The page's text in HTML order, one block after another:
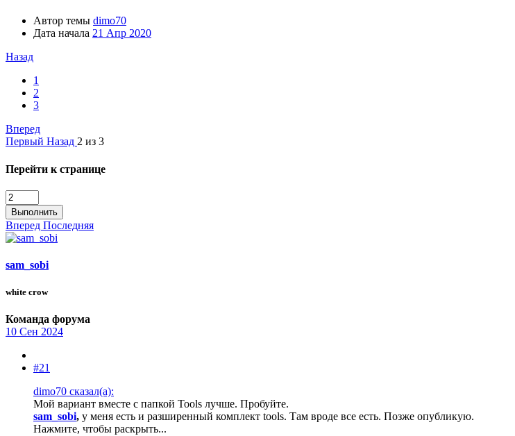
Автор темы dimo70
Дата начала 21 Апр 2020
Назад
1
2
3
Вперед
Первый Назад 2 из 3
Перейти к странице
Выполнить
Вперед Последняя
sam_sobi
white crow
Команда форума
10 Сен 2024
#21
dimo70 сказал(а):
Мой вариант вместе с папкой Tools лучше. Пробуйте.
sam_sobi, у меня есть и разширенный комплект tools. Там вроде все есть. Позже опубликую.
Нажмите, чтобы раскрыть...